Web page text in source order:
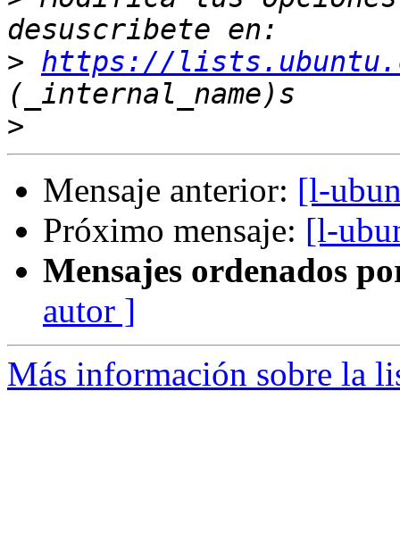
> https://
>
Mensaje anterior: [l-
Próximo mensaje: [l-
Mensajes ordenados
autor ]
Más información sobre la